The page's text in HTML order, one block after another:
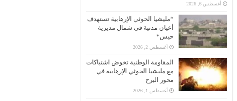
أغسطس 6, 2026
*مليشيا الحوثي الإرهابية تستهدف
أعيان مدنية في شمال مديرية
حيس*
أغسطس 2, 2026
المقاومة الوطنية تخوض اشتباكات
مع مليشيا الحوثي الإرهابية في
محور البرح
أغسطس 1, 2026